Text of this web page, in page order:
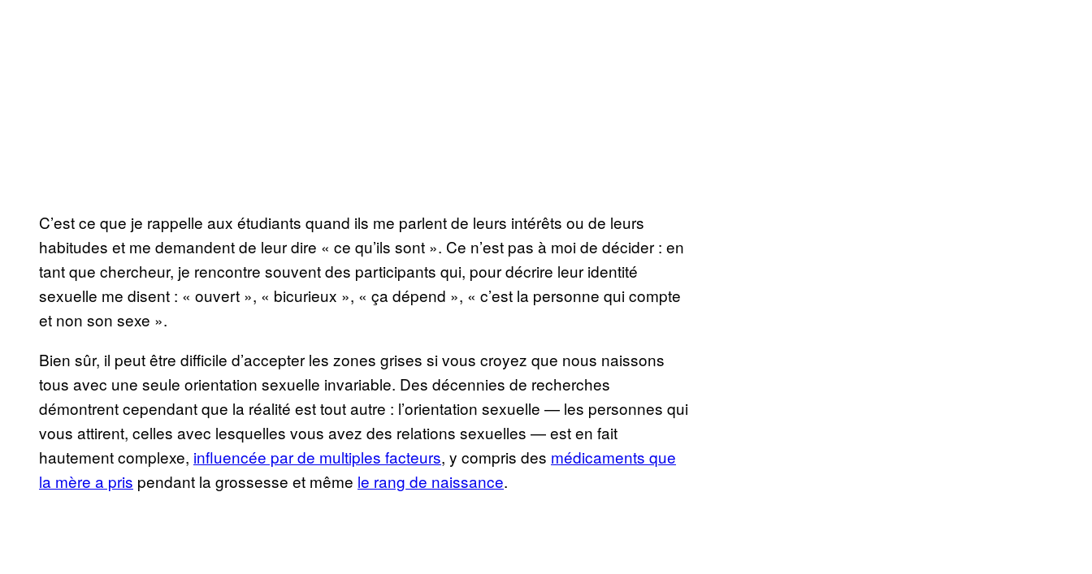
C’est ce que je rappelle aux étudiants quand ils me parlent de leurs intérêts ou de leurs
habitudes et me demandent de leur dire « ce qu’ils sont ». Ce n’est pas à moi de décider : en
tant que chercheur, je rencontre souvent des participants qui, pour décrire leur identité
sexuelle me disent : « ouvert », « bicurieux », « ça dépend », « c’est la personne qui compte
et non son sexe ».
Bien sûr, il peut être difficile d’accepter les zones grises si vous croyez que nous naissons
tous avec une seule orientation sexuelle invariable. Des décennies de recherches
démontrent cependant que la réalité est tout autre : l’orientation sexuelle — les personnes qui
vous attirent, celles avec lesquelles vous avez des relations sexuelles — est en fait
hautement complexe, influencée par de multiples facteurs, y compris des médicaments que
la mère a pris pendant la grossesse et même le rang de naissance.